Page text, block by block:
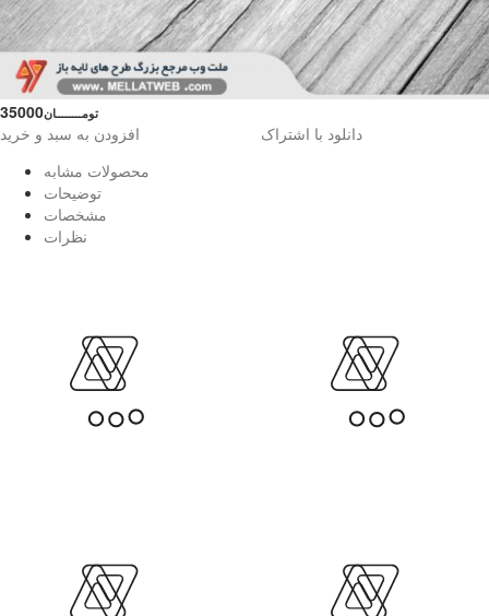
35000تومــــــــان
افزودن به سبد و خرید
دانلود با اشتراک
محصولات مشابه
توضیحات
مشخصات
نظرات